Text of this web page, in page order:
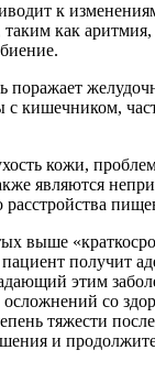
к
таким как
поражает
кишечником,
кожи,
являются
расстройства
выше
получит
этим
со
тяжести
и